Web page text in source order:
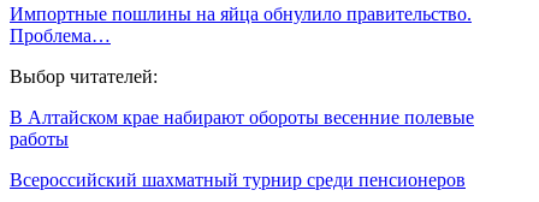
Импортные пошлины на яйца обнулило правительство.
Проблема…
Выбор читателей:
В Алтайском крае набирают обороты весенние полевые
работы
Всероссийский шахматный турнир среди пенсионеров